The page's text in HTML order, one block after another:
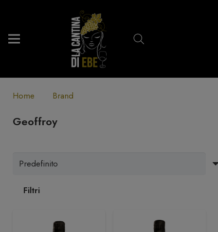
Home Brand
Geoffroy
Filtri